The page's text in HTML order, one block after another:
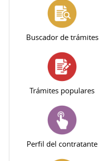
Buscador de trámites
Trámites populares
Perfil del contratante